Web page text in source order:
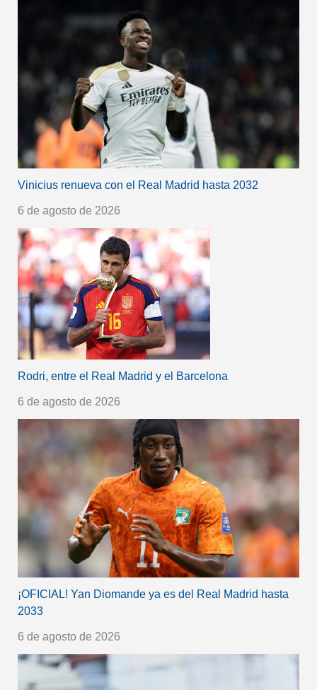
Vinicius renueva con el Real Madrid hasta 2032
6 de agosto de 2026
Rodri, entre el Real Madrid y el Barcelona
6 de agosto de 2026
¡OFICIAL! Yan Diomande ya es del Real Madrid hasta
2033
6 de agosto de 2026